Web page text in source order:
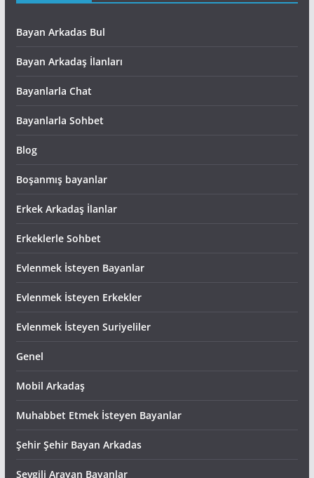
Bayan Arkadas Bul
Bayan Arkadaş İlanları
Bayanlarla Chat
Bayanlarla Sohbet
Blog
Boşanmış bayanlar
Erkek Arkadaş İlanlar
Erkeklerle Sohbet
Evlenmek İsteyen Bayanlar
Evlenmek İsteyen Erkekler
Evlenmek İsteyen Suriyeliler
Genel
Mobil Arkadaş
Muhabbet Etmek İsteyen Bayanlar
Şehir Şehir Bayan Arkadas
Sevgili Arayan Bayanlar